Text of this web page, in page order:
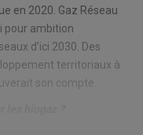
en 2020. Gaz Réseau
pour ambition
d’ici 2030. Des
territoriaux à
son compte.